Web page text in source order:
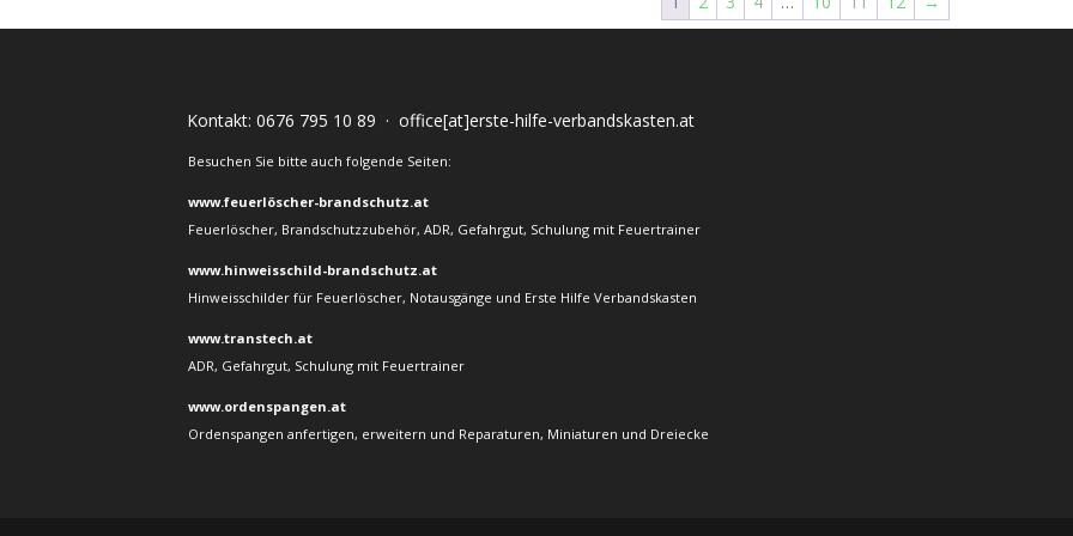
Kontakt:0676 795 10 89 ·office[at]erste-hilfe-verbandskasten.at
Besuchen Sie bitte auch folgende Seiten:
www.feuerlöscher-brandschutz.at
Feuerlöscher, Brandschutzzubehör, ADR, Gefahrgut, Schulung mit Feuertrainer
www.hinweisschild-brandschutz.at
Hinweisschilder für Feuerlöscher, Notausgänge und Erste Hilfe Verbandskasten
www.transtech.at
ADR, Gefahrgut, Schulung mit Feuertrainer
www.ordenspangen.at
Ordenspangen anfertigen, erweitern und Reparaturen, Miniaturen und Dreiecke